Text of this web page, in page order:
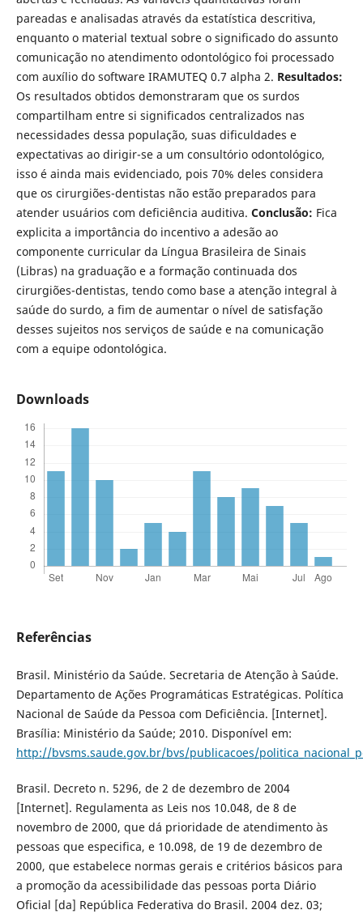
pareadas e analisadas através da estatística descritiva,
enquanto o material textual sobre o significado do assunto
comunicação no atendimento odontológico foi processado
com auxílio do software IRAMUTEQ 0.7 alpha 2. Resultados:
Os resultados obtidos demonstraram que os surdos
compartilham entre si significados centralizados nas
necessidades dessa população, suas dificuldades e
expectativas ao dirigir-se a um consultório odontológico,
isso é ainda mais evidenciado, pois 70% deles considera
que os cirurgiões-dentistas não estão preparados para
atender usuários com deficiência auditiva. Conclusão: Fica
explicita a importância do incentivo a adesão ao
componente curricular da Língua Brasileira de Sinais
(Libras) na graduação e a formação continuada dos
cirurgiões-dentistas, tendo como base a atenção integral à
saúde do surdo, a fim de aumentar o nível de satisfação
desses sujeitos nos serviços de saúde e na comunicação
com a equipe odontológica.
Downloads
Referências
Brasil. Ministério da Saúde. Secretaria de Atenção à Saúde.
Departamento de Ações Programáticas Estratégicas. Política
Nacional de Saúde da Pessoa com Deficiência. [Internet].
Brasília: Ministério da Saúde; 2010. Disponível em:
http://bvsms.saude.gov.br/bvs/publicacoes/
Brasil. Decreto n. 5296, de 2 de dezembro de 2004
[Internet]. Regulamenta as Leis nos 10.048, de 8 de
novembro de 2000, que dá prioridade de atendimento às
pessoas que especifica, e 10.098, de 19 de dezembro de
2000, que estabelece normas gerais e critérios básicos para
a promoção da acessibilidade das pessoas porta Diário
Oficial [da] República Federativa do Brasil. 2004 dez. 03;